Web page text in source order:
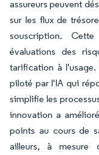
assureurs peuvent
sur les flux de
souscription.
évaluations des
tarification à l'usage.
piloté par l'IA qui
simplifie les
innovation a
points au cours de
ailleurs, à mesure